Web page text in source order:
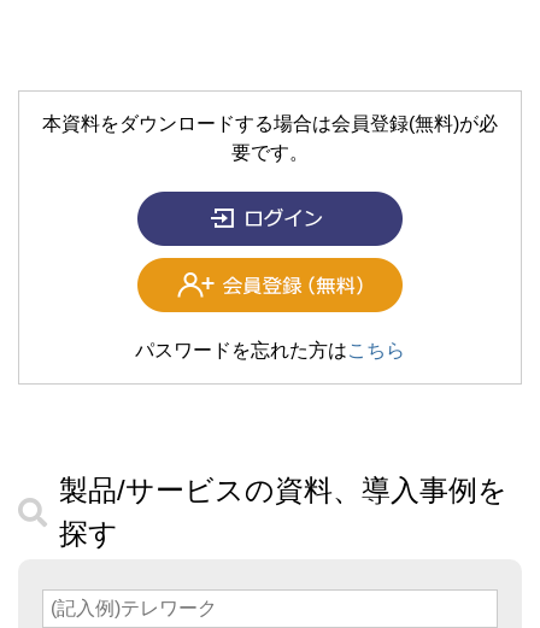
本資料をダウンロードする場合は会員登録(無料)が必
要です。
パスワードを忘れた方はこちら
製品/サービスの資料、導入事例を
探す